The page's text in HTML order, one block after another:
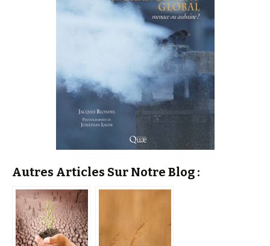
Autres Articles Sur Notre Blog :